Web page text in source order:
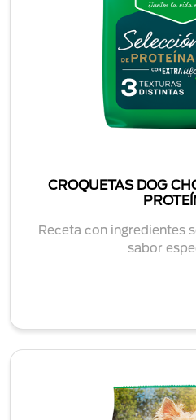
CROQUETAS DOG
Receta con ingredientes
sabor